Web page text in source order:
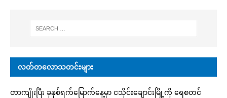
လတ်တလောသတင်းများ
တာကျိုးပြီး ခုနှစ်ရက်မြောက်နေ့မှာ ငသိုင်းချောင်းမြို့ကို ရေစတင်